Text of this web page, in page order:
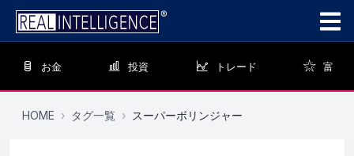
お金 投資 トレード 富
HOME › タグ一覧 › スーパーボリンジャー